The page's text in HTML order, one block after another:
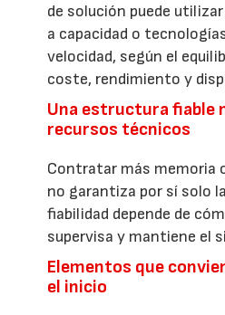
de solución puede
a capacidad o
velocidad, según el
coste, rendimiento y
Una estructura fiable
recursos técnicos
Contratar más memoria
no garantiza por sí solo
fiabilidad depende de
supervisa y mantiene el
Elementos que
el inicio